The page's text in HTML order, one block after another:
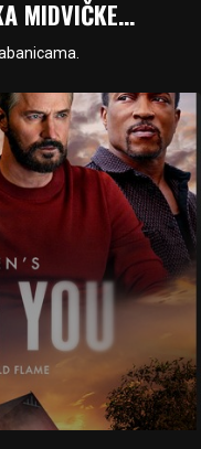
MIDVIČKE…